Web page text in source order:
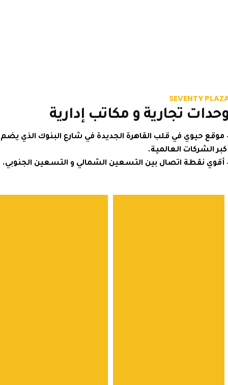
SEVENTY
تجارية و مكاتب إدارية
حيوي في قلب القاهرة الجديدة في شارع البنوك الذي يضم
العالمية.
نقطة اتصال بين التسعين الشمالي و التسعين الجنوبي.